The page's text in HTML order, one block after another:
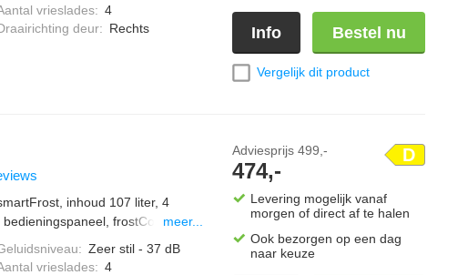
vrieslades: 4
deur: Rechts Info Bestel nu
Vergelijk dit product
inhoud 107 liter, 4
frostControl,
meer...
: Zeer stil - 37 dB
vrieslades: 4
D
Adviesprijs 499,-
474,-
Levering mogelijk vanaf
morgen of direct af te halen
Ook bezorgen op een dag
naar keuze